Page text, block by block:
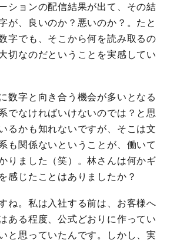
ションの配信結果が出て、その結
が、良いのか？悪いのか？。たと
字でも、そこから何を読み取るの
切なのだということを実感してい
数字と向き合う機会が多いとなる
でなければいけないのでは？と思
るかも知れないですが、そこは文
も関係ないということが、働いて
りました（笑）。林さんは何かギ
感じたことはありましたか？
ね。私は入社する前は、お客様へ
ある程度、公式どおりに作ってい
と思っていたんです。しかし、実